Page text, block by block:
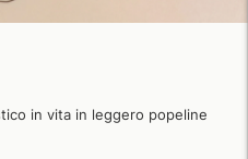
in vita in leggero popeline